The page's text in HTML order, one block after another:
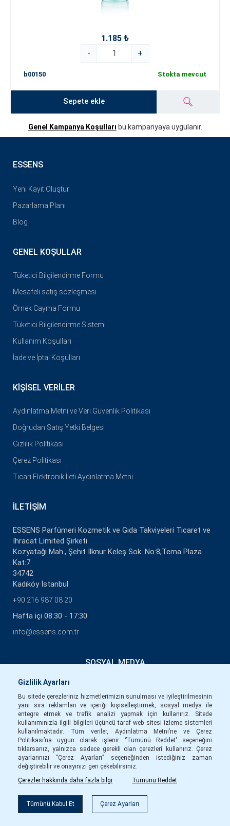
Filtre
1.185 ₺
-
+
b00150 Stokta mevcut
Sepete ekle
Genel Kampanya Koşulları bu kampanyaya uygulanır.
Gizlilik Ayarları
Bu sitede çerezleriniz hizmetlerimizin sunulması ve iyileştirilmesinin
yanı sıra reklamları ve içeriği kişiselleştirmek, sosyal medya ile
entegre etmek ve trafik analizi yapmak için kullanırız. Sitede
kullanımınızla ilgili bilgileri üçüncü taraf web sitesi izleme sistemleri
kullanılmaktadır. Tüm veriler, Aydınlatma Metni’ne ve Çerez
Politikası’na uygun olarak işlenir. ‘’Tümünü Reddet' seçeneğini
tıklarsanız, yalnızca sadece gerekli olan çerezleri kullanırız. Çerez
ayarlarınızı ‘’Çerez Ayarları’’ seçeneğinden istediğiniz zaman
değiştirebilir ve onayınızı geri çekebilirsiniz.
Çerezler hakkında daha fazla bilgi
Tümünü Reddet
Tümünü Kabul Et Çerez Ayarları
ESSENS
Yeni Kayıt Oluştur
Pazarlama Planı
Blog
GENEL KOŞULLAR
Tüketici Bilgilendirme Formu
Mesafeli satış sözleşmesi
Örnek Cayma Formu
Tüketici Bilgilendirme Sistemi
Kullanım Koşulları
İade ve İptal Koşulları
KIŞISEL VERILER
Aydınlatma Metni ve Veri Güvenlik Politikası
Doğrudan Satış Yetki Belgesi
Gizlilik Politikası
Çerez Politikası
Ticari Elektronik İleti Aydınlatma Metni
İLETIŞIM
ESSENS Parfümeri Kozmetik ve Gıda Takviyeleri Ticaret ve
İhracat Limited Şirketi
Kozyatağı Mah., Şehit İlknur Keleş Sok. No:8,Tema Plaza
Kat:7
34742
Kadıköy İstanbul
+90 216 987 08 20
Hafta içi 08:30 - 17:30
info@essens.com.tr
SOSYAL MEDYA